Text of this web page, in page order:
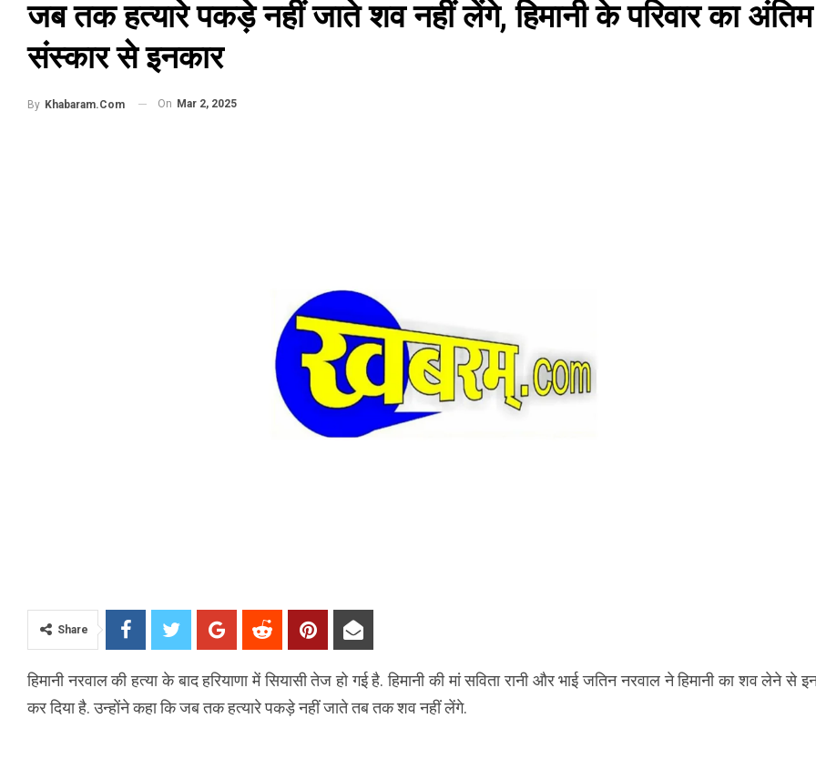
जब तक हत्यारे पकड़े नहीं जाते शव नहीं लेंगे, हिमानी के परिवार का अंतिम
संस्कार से इनकार
By Khabaram.Com On Mar 2, 2025
Share
हिमानी नरवाल की हत्या के बाद हरियाणा में सियासी तेज हो गई है. हिमानी की मां सविता रानी और भाई जतिन नरवाल ने हिमानी का शव लेने से
कर दिया है. उन्होंने कहा कि जब तक हत्यारे पकड़े नहीं जाते तब तक शव नहीं लेंगे.